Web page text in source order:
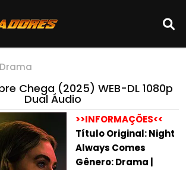
Drama
Chega (2025) WEB-DL 1080p
Dual Áudio
>>INFORMAÇÕES<<
Título Original: Night
Always Comes
Gênero: Drama |